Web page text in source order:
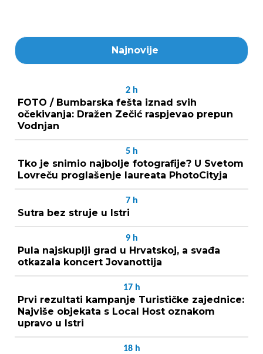
Najnovije
2 h
FOTO / Bumbarska fešta iznad svih
očekivanja: Dražen Zečić raspjevao prepun
Vodnjan
5 h
Tko je snimio najbolje fotografije? U Svetom
Lovreču proglašenje laureata PhotoCityja
7 h
Sutra bez struje u Istri
9 h
Pula najskuplji grad u Hrvatskoj, a svađa
otkazala koncert Jovanottija
17 h
Prvi rezultati kampanje Turističke zajednice:
Najviše objekata s Local Host oznakom
upravo u Istri
18 h